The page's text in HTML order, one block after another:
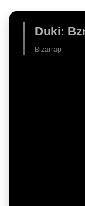
Duki:
Bizarrap